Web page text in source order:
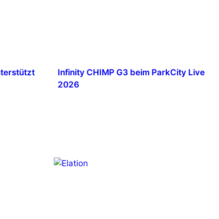
Infinity CHIMP G3 beim ParkCity Live
2026